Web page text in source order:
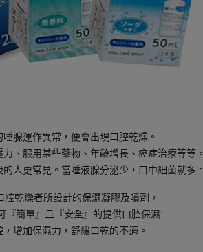
腺運作異常，便會出現口腔乾燥。
、服用某些藥物、年齡增長、癌症治療等等。
人更常見。當唾液腺分泌少，口中細菌就多。
腔乾燥者所設計的保濕凝膠及噴劑，
『簡單』且『安全』的提供口腔保濕!
，增加保濕力，舒緩口乾的不適。